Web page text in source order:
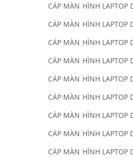
CÁP MÀN HÌNH LAPTOP
CÁP MÀN HÌNH LAPTOP
CÁP MÀN HÌNH LAPTOP
CÁP MÀN HÌNH LAPTOP
CÁP MÀN HÌNH LAPTOP
CÁP MÀN HÌNH LAPTOP
CÁP MÀN HÌNH LAPTOP
CÁP MÀN HÌNH LAPTOP
CÁP MÀN HÌNH LAPTOP